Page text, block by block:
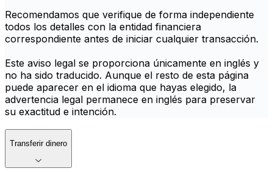
Recomendamos que verifique de forma independiente
todos los detalles con la entidad financiera
correspondiente antes de iniciar cualquier transacción.
Este aviso legal se proporciona únicamente en inglés y
no ha sido traducido. Aunque el resto de esta página
puede aparecer en el idioma que hayas elegido, la
advertencia legal permanece en inglés para preservar
su exactitud e intención.
Transferir dinero